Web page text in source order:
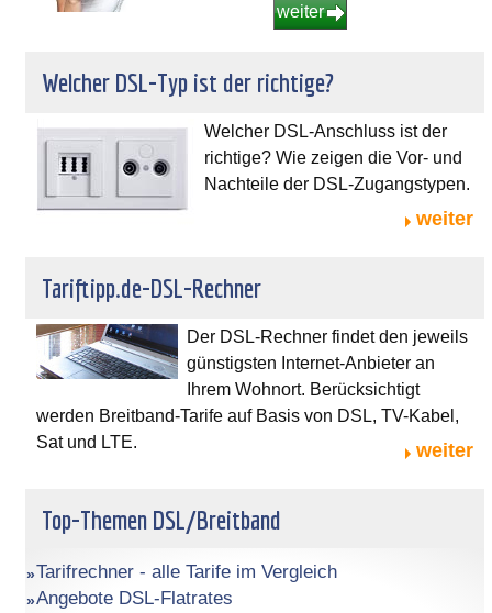
weiter
Welcher DSL-Typ ist der richtige?
Welcher DSL-Anschluss ist der
richtige? Wie zeigen die Vor- und
Nachteile der DSL-Zugangstypen.
weiter
Tariftipp.de-DSL-Rechner
Der DSL-Rechner findet den jeweils
günstigsten Internet-Anbieter an
Ihrem Wohnort. Berücksichtigt
werden Breitband-Tarife auf Basis von DSL, TV-Kabel,
Sat und LTE.
weiter
Top-Themen DSL/Breitband
Tarifrechner - alle Tarife im Vergleich
Angebote DSL-Flatrates